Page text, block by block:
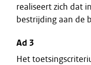
realiseert zich dat
bestrijding aan de
Ad 3
Het